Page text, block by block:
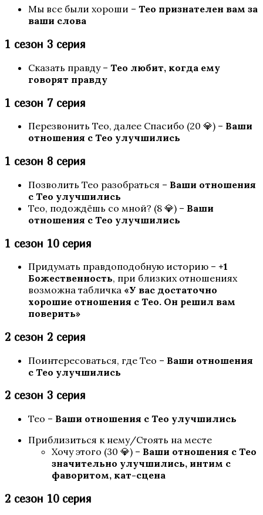
Шифр Шекспира
Сага о Грозах
И поглотит нас морок
Секрет Небес — Реквием
Мы все были хороши – Тео признателен вам за
ваши слова
1 сезон 3 серия
Сказать правду – Тео любит, когда ему
говорят правду
1 сезон 7 серия
Перезвонить Тео, далее Спасибо (20 💎) – Ваши
отношения с Тео улучшились
1 сезон 8 серия
Позволить Тео разобраться – Ваши отношения
с Тео улучшились
Тео, подождёшь со мной? (8 💎) – Ваши
отношения с Тео улучшились
1 сезон 10 серия
Придумать правдоподобную историю – +1
Божественность, при близких отношениях
возможна табличка «У вас достаточно
хорошие отношения с Тео. Он решил вам
поверить»
2 сезон 2 серия
Поинтересоваться, где Тео – Ваши отношения
с Тео улучшились
2 сезон 3 серия
Тео – Ваши отношения с Тео улучшились
Приблизиться к нему/Стоять на месте
Хочу этого (30 💎) – Ваши отношения с Тео
значительно улучшились, интим с
фаворитом, кат-сцена
2 сезон 10 серия